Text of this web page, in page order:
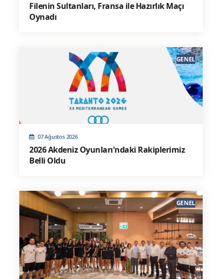
Filenin Sultanları, Fransa ile Hazırlık Maçı
Oynadı
07 Ağustos 2026
2026 Akdeniz Oyunları'ndaki Rakiplerimiz
Belli Oldu
GENEL
GENEL